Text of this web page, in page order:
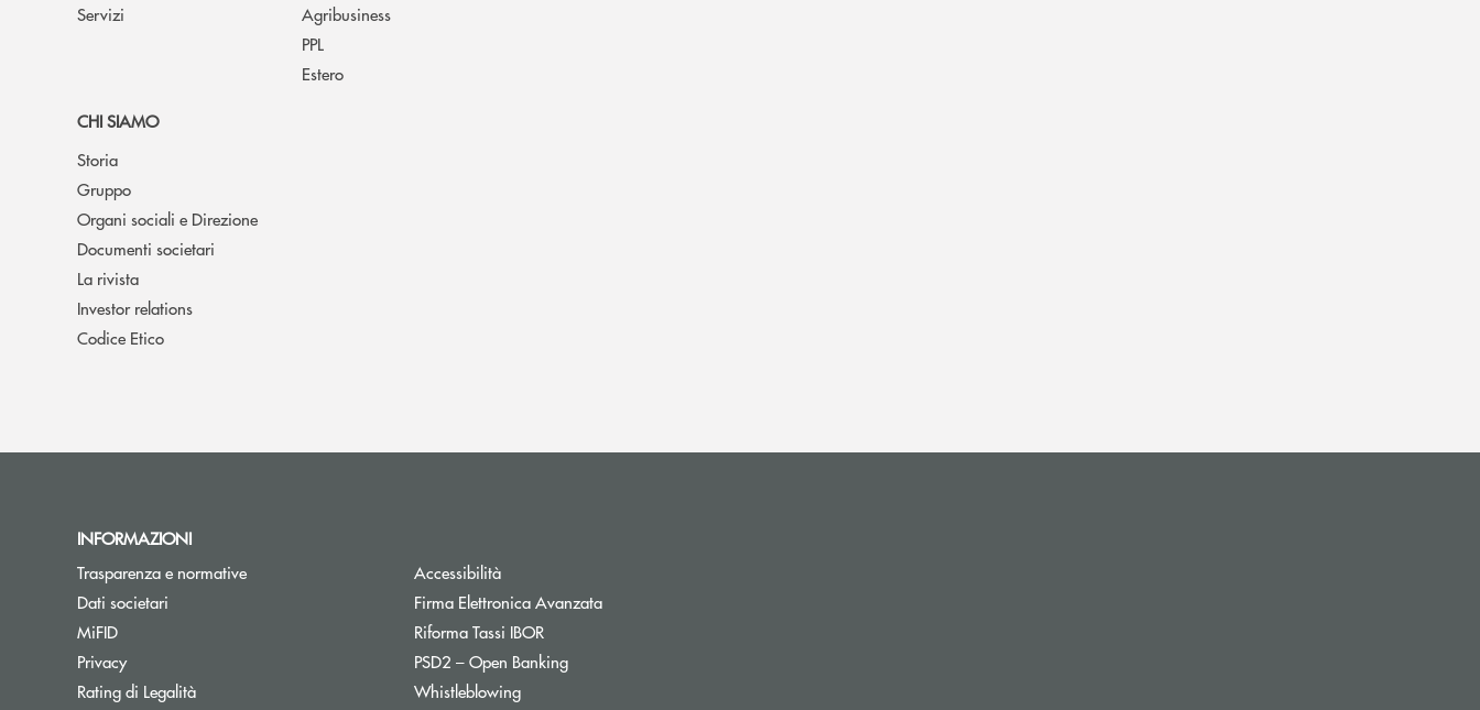
Servizi
Agribusiness
PPL
Estero
CHI SIAMO
Storia
Gruppo
Organi sociali e Direzione
Documenti societari
La rivista
Investor relations
Codice Etico
INFORMAZIONI
Trasparenza e normative
Dati societari
MiFID
Privacy
Rating di Legalità
Accessibilità
Firma Elettronica Avanzata
Riforma Tassi IBOR
PSD2 – Open BankingApre una nuova finestra
WhistleblowingApre una nuova finestra